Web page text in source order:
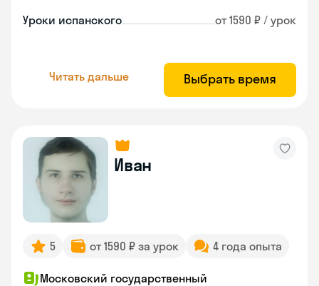
Уроки испанского от 1590 ₽ / урок
Читать дальше Выбрать время
Иван
5 от 1590 ₽ за урок 4 года опыта
Московский государственный